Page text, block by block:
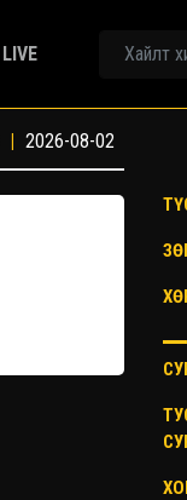
LIVE
| 2026-08-02